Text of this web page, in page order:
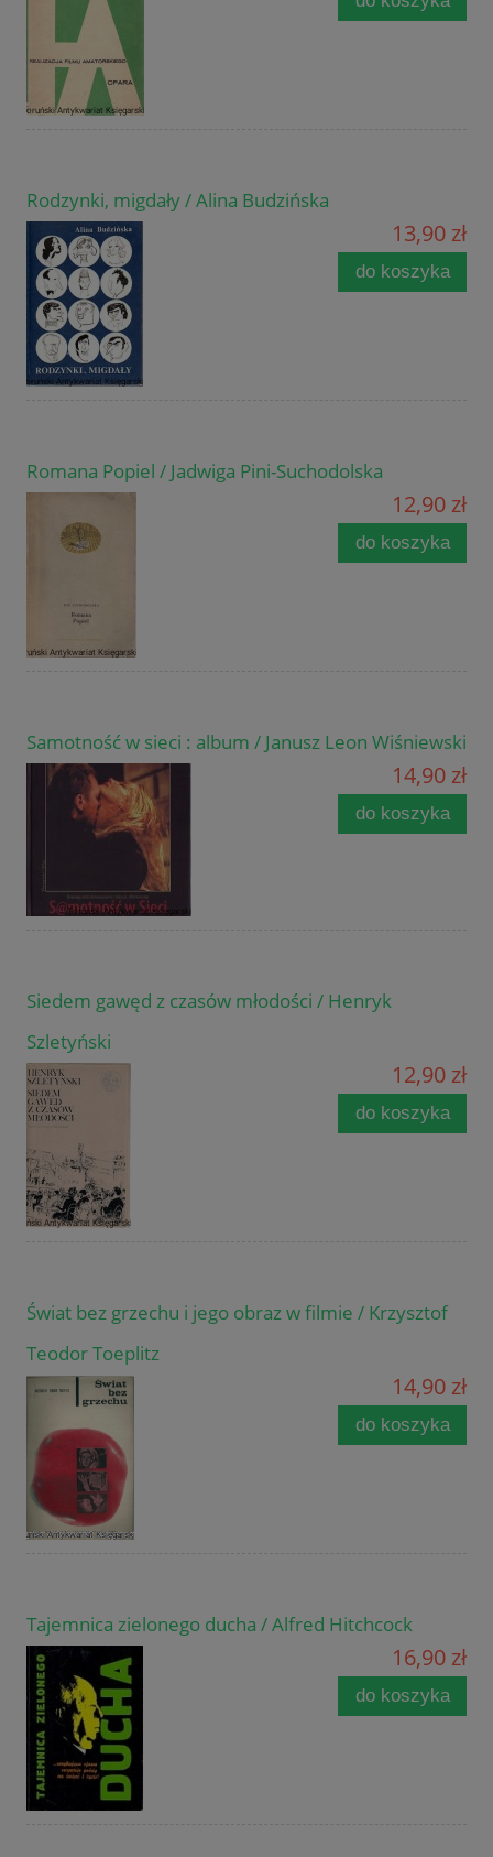
Rodzynki, migdały / Alina Budzińska
13,90 zł
do koszyka
Romana Popiel / Jadwiga Pini-Suchodolska
12,90 zł
do koszyka
Samotność w sieci : album / Janusz Leon Wiśniewski
14,90 zł
do koszyka
Siedem gawęd z czasów młodości / Henryk
Szletyński
12,90 zł
do koszyka
Świat bez grzechu i jego obraz w filmie / Krzysztof
Teodor Toeplitz
14,90 zł
do koszyka
Tajemnica zielonego ducha / Alfred Hitchcock
16,90 zł
do koszyka